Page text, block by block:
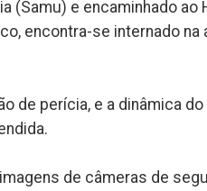
e encaminhado ao
encontra-se internado na
de perícia, e a dinâmica
de câmeras de